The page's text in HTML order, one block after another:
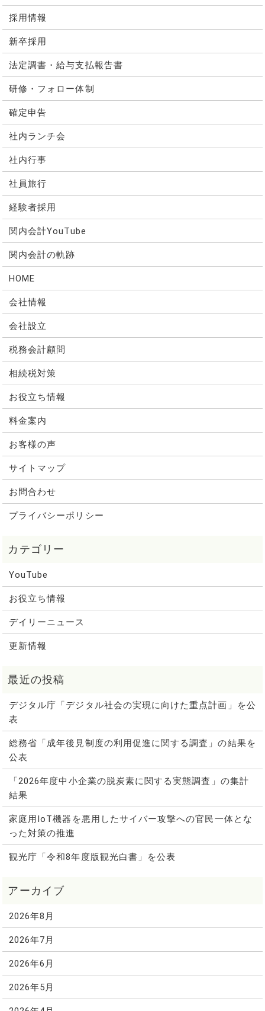
採用情報
新卒採用
法定調書・給与支払報告書
研修・フォロー体制
確定申告
社内ランチ会
社内行事
社員旅行
経験者採用
関内会計YouTube
関内会計の軌跡
HOME
会社情報
会社設立
税務会計顧問
相続税対策
お役立ち情報
料金案内
お客様の声
サイトマップ
お問合わせ
プライバシーポリシー
YouTube
お役立ち情報
デイリーニュース
更新情報
デジタル庁「デジタル社会の実現に向けた重点計画」を公
表
総務省「成年後見制度の利用促進に関する調査」の結果を
公表
「2026年度中小企業の脱炭素に関する実態調査」の集計
結果
家庭用IoT機器を悪用したサイバー攻撃への官民一体とな
った対策の推進
観光庁「令和8年度版観光白書」を公表
2026年8月
2026年7月
2026年6月
2026年5月